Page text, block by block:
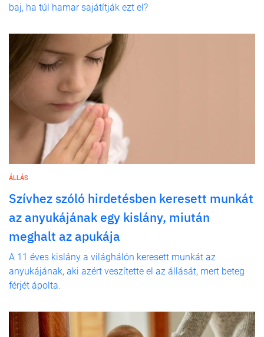
baj, ha túl hamar sajátítják ezt el?
ÁLLÁS
Szívhez szóló hirdetésben keresett munkát
az anyukájának egy kislány, miután
meghalt az apukája
A 11 éves kislány a világhálón keresett munkát az
anyukájának, aki azért veszítette el az állását, mert beteg
férjét ápolta.